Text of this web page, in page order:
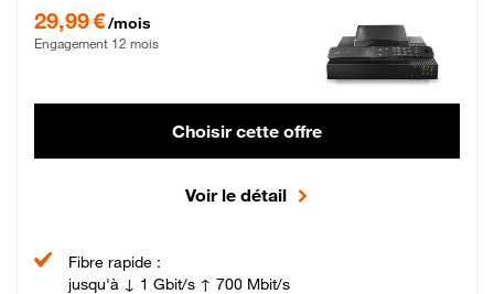
29,99 €/mois
Engagement 12 mois
Choisir cette offre
Voir le détail
Fibre rapide :
jusqu'à ↓ 1 Gbit/s ↑ 700 Mbit/s